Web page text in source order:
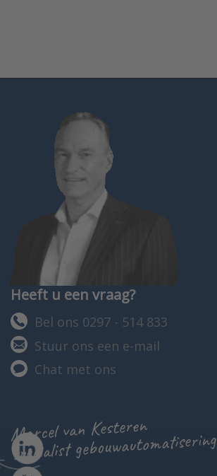
Heeft u een vraag?
Bel ons 0297 - 514 833
Stuur ons een e-mail
Chat met ons
Marcel van Kesteren
specialist gebouwautomatisering